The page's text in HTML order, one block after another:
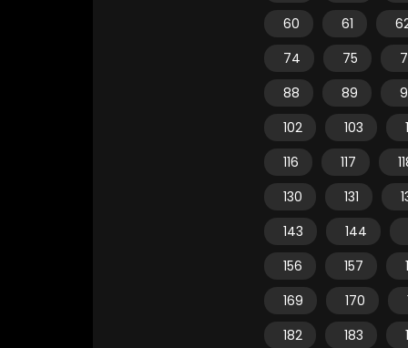
60
61
74
75
88
89
102
103
116
117
130
131
143
144
156
157
169
170
182
183